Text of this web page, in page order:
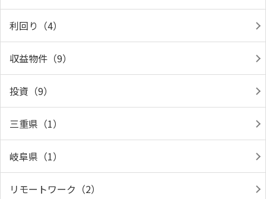
利回り（4）
収益物件（9）
投資（9）
三重県（1）
岐阜県（1）
リモートワーク（2）